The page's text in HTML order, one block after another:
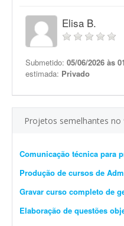
Elisa B.
Submetido: 05/06/2026 às
estimada: Privado
Projetos semelhantes no
Elaboração de questões